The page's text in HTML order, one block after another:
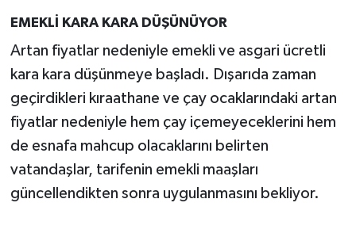
EMEKLİ KARA KARA DÜŞÜNÜYOR
Artan fiyatlar nedeniyle emekli ve asgari ücretli
kara kara düşünmeye başladı. Dışarıda zaman
geçirdikleri kıraathane ve çay ocaklarındaki artan
fiyatlar nedeniyle hem çay içemeyeceklerini hem
de esnafa mahcup olacaklarını belirten
vatandaşlar, tarifenin emekli maaşları
güncellendikten sonra uygulanmasını bekliyor.